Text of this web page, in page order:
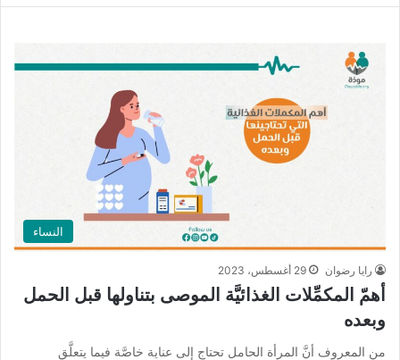
النساء
رايا رضوان 29 أغسطس، 2023
أهمّ المكمِّلات الغذائيَّة الموصى بتناولها قبل الحمل
وبعده
من المعروف أنَّ المرأة الحامل تحتاج إلى عناية خاصَّة فيما يتعلَّق